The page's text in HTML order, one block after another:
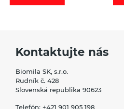
Kontaktujte nás
Biomila SK, s.r.o.
Rudník č. 428
Slovenská republika 90623
Telefón: +421 901 905 198